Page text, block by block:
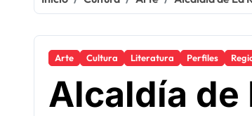
Arte Cultura Literatura Perfiles
Alcaldía de